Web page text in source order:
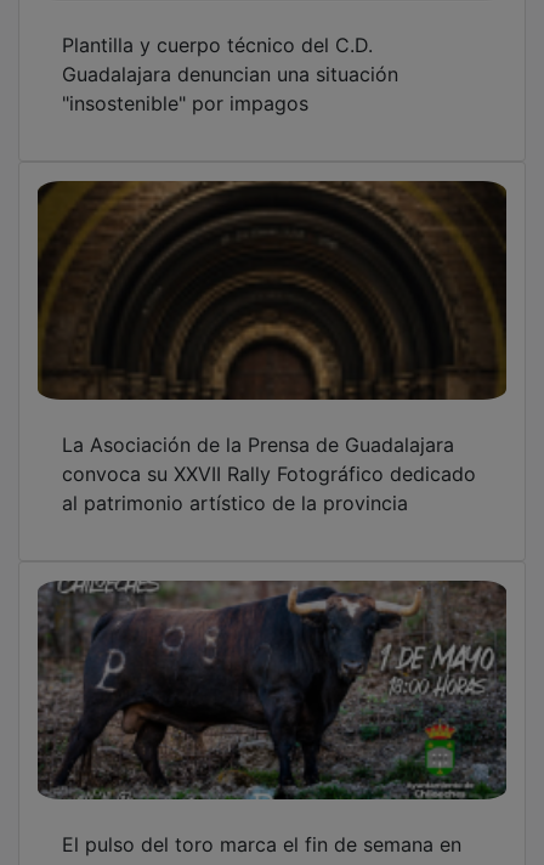
Guadalajara denuncian una situación
"insostenible" por impagos
convoca su XXVII Rally Fotográfico dedicado
al patrimonio artístico de la provincia
Chiloeches